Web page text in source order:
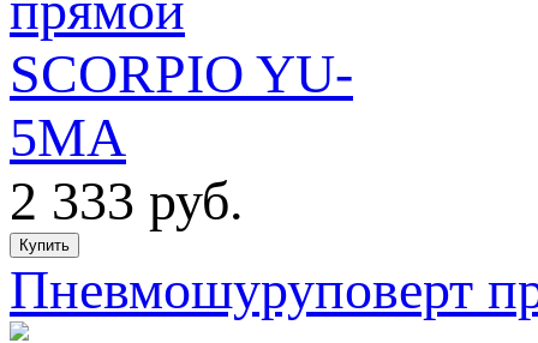
2 333 руб.
Пневмошуруповерт